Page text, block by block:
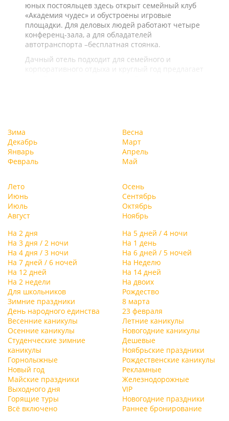
юных постояльцев здесь открыт семейный клуб
«Академия чудес» и обустроены игровые
площадки. Для деловых людей работают четыре
конференц-зала, а для обладателей
автотранспорта –бесплатная стоянка.
Дачный отель подходит для семейного и
корпоративного отдыха и круглый год предлагает
Зима
Декабрь
Январь
Февраль
Весна
Март
Апрель
Май
Лето
Июнь
Июль
Август
Осень
Сентябрь
Октябрь
Ноябрь
На 2 дня
На 5 дней / 4 ночи
На 3 дня / 2 ночи
На 1 день
На 4 дня / 3 ночи
На 6 дней / 5 ночей
На 7 дней / 6 ночей
На Неделю
На 12 дней
На 14 дней
На 2 недели
На двоих
Для школьников
Рождество
Зимние праздники
8 марта
День народного единства
23 февраля
Весенние каникулы
Летние каникулы
Осенние каникулы
Новогодние каникулы
Студенческие зимние
каникулы
Дешевые
Ноябрьские праздники
Горнолыжные
Рождественские каникулы
Новый год
Рекламные
Майские праздники
Железнодорожные
Выходного дня
VIP
Горящие туры
Новогодние праздники
Всё включено
Раннее бронирование